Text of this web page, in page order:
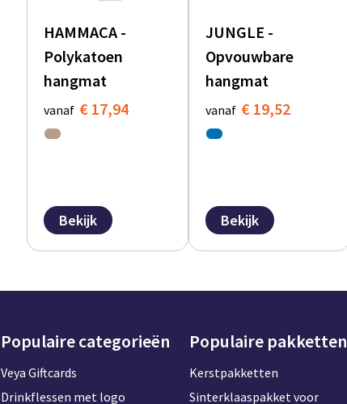
HAMMACA -
Polykatoen
hangmat
vanaf € 17,94
Bekijk
JUNGLE -
Opvouwbare
hangmat
vanaf € 19,52
Bekijk
Populaire categorieën
Veya Giftcards
Drinkflessen met logo
Populaire pakketten
Kerstpakketten
Sinterklaaspakket voor